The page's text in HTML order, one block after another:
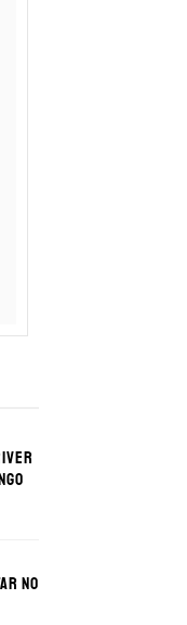
no